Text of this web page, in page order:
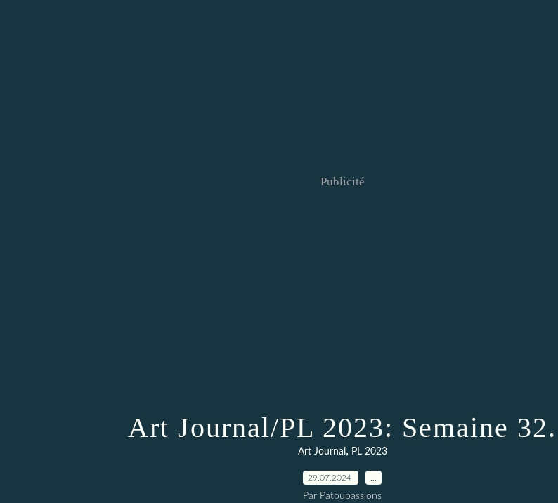
Publicité
Art Journal/PL 2023: Semaine 32.
Art Journal , PL 2023
29.07.2024
Par Patoupassions